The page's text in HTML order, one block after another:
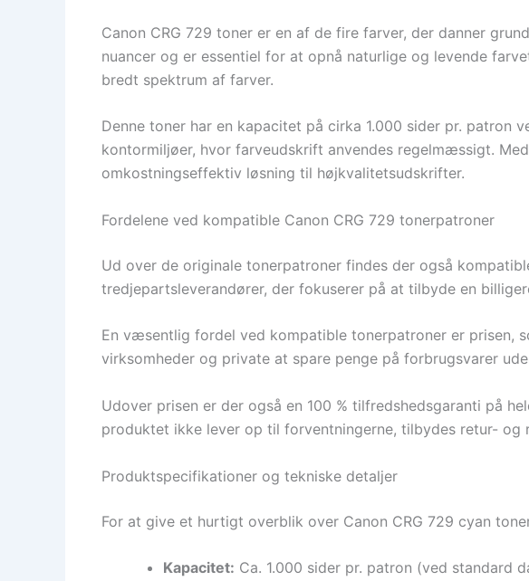
Canon CRG 729 toner er en af de fire farver, der danner
nuancer og er essentiel for at opnå naturlige og levende
bredt spektrum af farver.
Denne toner har en kapacitet på cirka 1.000 sider pr.
kontormiljøer, hvor farveudskrift anvendes regelmæssigt.
omkostningseffektiv løsning til højkvalitetsudskrifter.
Fordelene ved kompatible Canon CRG 729 tonerpatroner
Ud over de originale tonerpatroner findes der også
tredjepartsleverandører, der fokuserer på at tilbyde en
En væsentlig fordel ved kompatible tonerpatroner er prisen,
virksomheder og private at spare penge på forbrugsvarer
Udover prisen er der også en 100 % tilfredshedsgaranti på
produktet ikke lever op til forventningerne, tilbydes retur- og
Produktspecifikationer og tekniske detaljer
For at give et hurtigt overblik over Canon CRG 729 cyan
Kapacitet: Ca. 1.000 sider pr. patron (ved standard